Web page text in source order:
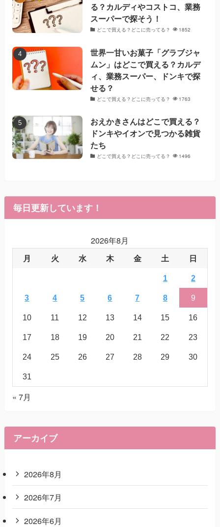
る？カルディやコストコ、業務
スーパーで探そう！
どこで買える？どこに売ってる？ 1852
世界一甘いお菓子「グラブジャ
ムン」はどこで買える？カルデ
ィ、業務スーパー、ドンキで探
せる？
どこで買える？どこに売ってる？ 1763
おえかきさんはどこで買える？
ドンキやイオンで見つかる雑貨
たち
どこで買える？どこに売ってる？ 1496
毎日更新しています！
2026年8月
月 火 水 木 金 土 日
1 2
3 4 5 6 7 8 9
10 11 12 13 14 15 16
17 18 19 20 21 22 23
24 25 26 27 28 29 30
31
« 7月
アーカイブ
2026年8月
2026年7月
2026年6月